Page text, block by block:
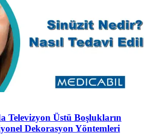
Televizyon Üstü Boşlukların
Dekorasyon Yöntemleri